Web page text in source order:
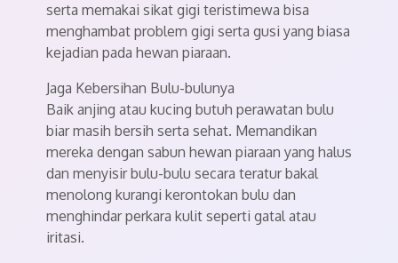
serta memakai sikat gigi teristimewa bisa
menghambat problem gigi serta gusi yang biasa
kejadian pada hewan piaraan.
Jaga Kebersihan Bulu-bulunya
Baik anjing atau kucing butuh perawatan bulu
biar masih bersih serta sehat. Memandikan
mereka dengan sabun hewan piaraan yang halus
dan menyisir bulu-bulu secara teratur bakal
menolong kurangi kerontokan bulu dan
menghindar perkara kulit seperti gatal atau
iritasi.